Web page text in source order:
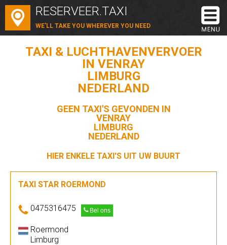
RESERVEER.TAXI
WE'LL TAKE YOU WHEREVER YOU NEED
TAXI & LUCHTHAVENVERVOER
IN VENRAY
LIMBURG
NEDERLAND
GEEN TAXI'S GEVONDEN IN
VENRAY
LIMBURG
NEDERLAND
HIER ENKELE TAXI'S UIT UW BUURT
TAXI STAR ROERMOND
0475316475 Bel ons
Roermond
Limburg